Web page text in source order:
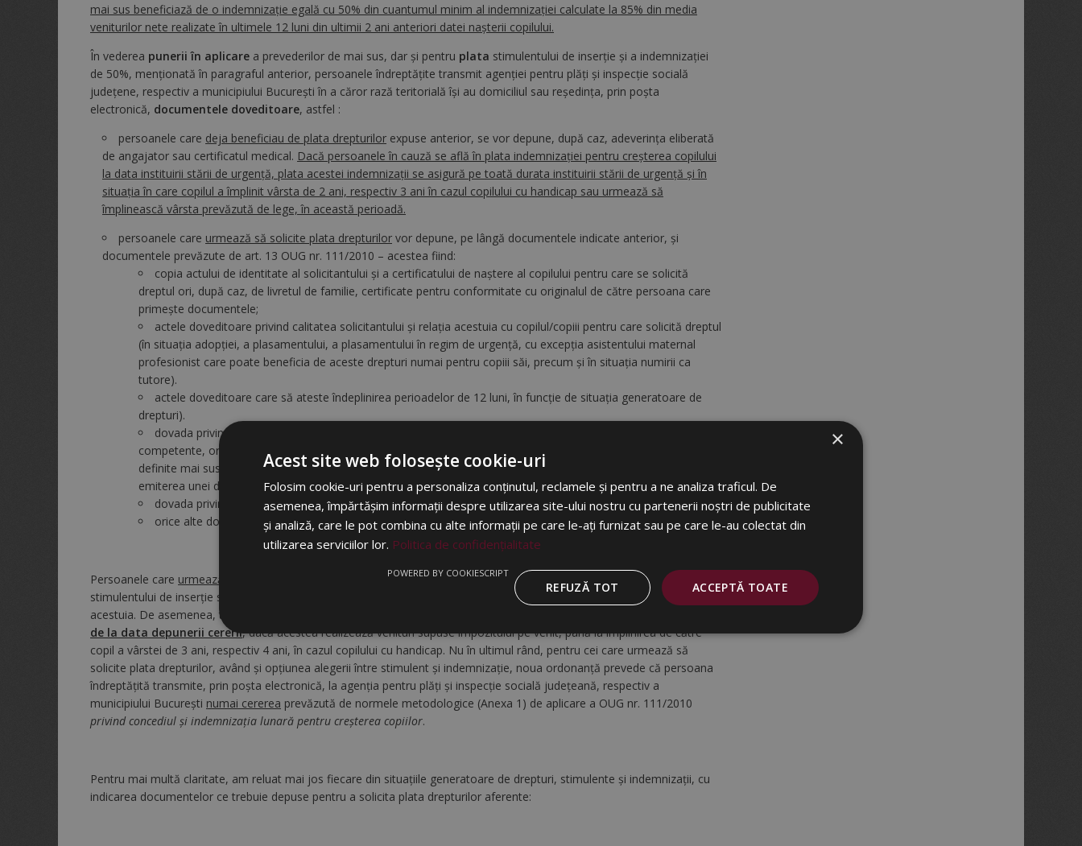
mai sus beneficiază de o indemnizație egală cu 50% din cuantumul minim al indemnizației calculate la 85% din media
veniturilor nete realizate în ultimele 12 luni din ultimii 2 ani anteriori datei naşterii copilului.
În vederea punerii în aplicare a prevederilor de mai sus, dar și pentru plata stimulentului de inserție și a indemnizației
de 50%, menționată în paragraful anterior, persoanele îndreptăţite transmit agenţiei pentru plăţi şi inspecţie socială
judeţene, respectiv a municipiului Bucureşti în a căror rază teritorială îşi au domiciliul sau reşedinţa, prin poşta
electronică, documentele doveditoare, astfel :
persoanele care deja beneficiau de plata drepturilor expuse anterior, se vor depune, după caz, adeverința eliberată
de angajator sau certificatul medical. Dacă persoanele în cauză se află în plata indemnizaţiei pentru creşterea copilului
la data instituirii stării de urgenţă, plata acestei indemnizaţii se asigură pe toată durata instituirii stării de urgenţă şi în
situaţia în care copilul a împlinit vârsta de 2 ani, respectiv 3 ani în cazul copilului cu handicap sau urmează să
împlinească vârsta prevăzută de lege, în această perioadă.
persoanele care urmează să solicite plata drepturilor vor depune, pe lângă documentele indicate anterior, și
documentele prevăzute de art. 13 OUG nr. 111/2010 – acestea fiind:
copia actului de identitate al solicitantului şi a certificatului de naştere al copilului pentru care se solicită
dreptul ori, după caz, de livretul de familie, certificate pentru conformitate cu originalul de către persoana care
primeşte documentele;
actele doveditoare privind calitatea solicitantului şi relaţia acestuia cu copilul/copiii pentru care solicită dreptul
(în situația adopției, a plasamentului, a plasamentului în regim de urgență, cu excepţia asistentului maternal
profesionist care poate beneficia de aceste drepturi numai pentru copiii săi, precum şi în situația numirii ca
tutore).
actele doveditoare care să ateste îndeplinirea perioadelor de 12 luni, în funcție de situația generatoare de
drepturi).
dovada privind veniturile realizate, eliberată de angajator/plătitorul de venit sau de organele fiscale
competente, ori declaraţia fiscală, prevăzută de lege, pentru categoriile de venituri prevăzute la art. 3 (venituri
definite mai sus), pentru care Legea nr. 227/2015, cu modificările şi completările ulterioare, nu prevede
emiterea unei decizii de impunere din partea organului fiscal central;
dovada privind suspendarea activităţii pentru perioada în care se solicită concediul pentru creşterea copilului;
orice alte documente care să ateste îndeplinirea condiţiilor de eligibilitate.
Persoanele care urmează să solicite plata drepturilor (aferente situațiilor expuse anterior) pot opta
între acordarea
stimulentului de inserţie sau reîntoarcerea în concediul pentru creşterea copiilor şi acordarea indemnizaţiei aferente
acestuia. De asemenea, textul modificat în data de 30 martie 2020 arată că
de la data depunerii cererii, dacă acestea realizează venituri supuse impozitului pe venit, până la împlinirea de către
copil a vârstei de 3 ani, respectiv 4 ani, în cazul copilului cu handicap. Nu în ultimul rând, pentru cei care urmează să
solicite plata drepturilor, având și opțiunea alegerii între stimulent și indemnizație, noua ordonanță prevede că persoana
îndreptăţită transmite, prin poşta electronică, la agenţia pentru plăţi şi inspecţie socială judeţeană, respectiv a
municipiului Bucureşti numai cererea prevăzută de normele metodologice (Anexa 1) de aplicare a OUG nr. 111/2010
privind concediul şi indemnizaţia lunară pentru creşterea copiilor.
Pentru mai multă claritate, am reluat mai jos fiecare din situațiile generatoare de drepturi, stimulente și indemnizații, cu
indicarea documentelor ce trebuie depuse pentru a solicita plata drepturilor aferente:
×
Acest site web folosește cookie-uri
Folosim cookie-uri pentru a personaliza conținutul, reclamele și pentru a ne analiza traficul. De
asemenea, împărtășim informații despre utilizarea site-ului nostru cu partenerii noștri de publicitate
și analiză, care le pot combina cu alte informații pe care le-ați furnizat sau pe care le-au colectat din
utilizarea serviciilor lor. Politica de confidențialitate
ACCEPTĂ TOATE
REFUZĂ TOT
POWERED BY COOKIESCRIPT